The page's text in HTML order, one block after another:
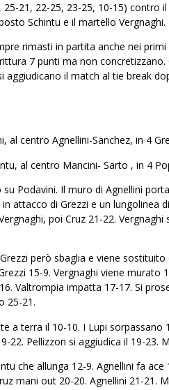
21, 22-25, 23-25, 10-15)
Schintu e il martello Vergnaghi.
rimasti in partita anche nei
7 punti ma non
il match al tie break
al centro Agnellini-Sanchez, in 4
al centro Mancini- Sarto , in 4
Podavini. Il muro di Agnellini
attacco di Grezzi e un lungolinea
poi Cruz 21-22.
però sbaglia e viene
15-9. Vergnaghi viene
Valtrompia impatta 17-17. Si
25-21.
a terra il 10-10. I Lupi
22. Pellizzon si aggiudica il 19-23.
che allunga 12-9. Agnellini fa
mani out 20-20. Agnellini 21-